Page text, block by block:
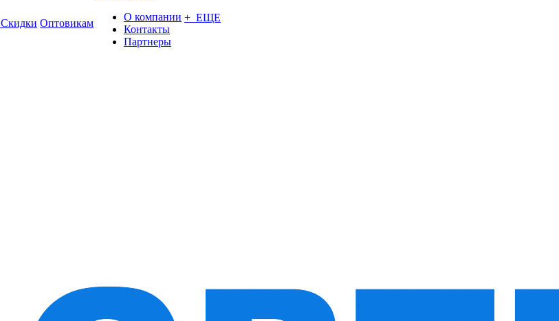
Скидки Оптовикам
О компании
Контакты
Партнеры
+ ЕЩЕ